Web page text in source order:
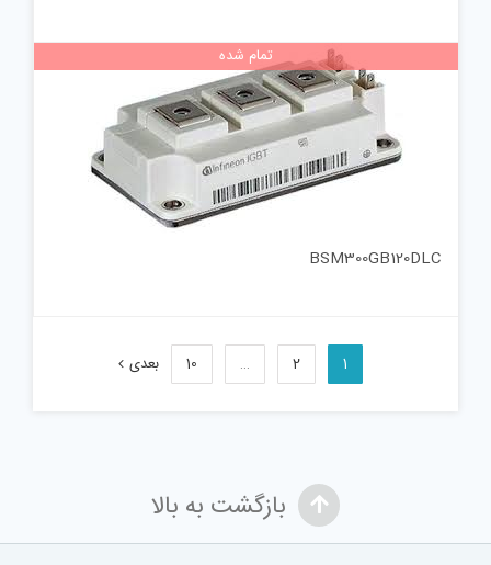
تمام شده
BSM300GB120DLC
1
2
…
10 بعدی
بازگشت به بالا